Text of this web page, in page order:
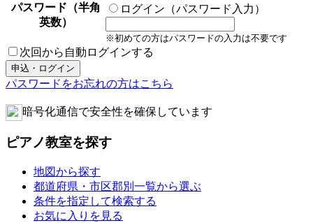
パスワード（半角
英数）
ログイン（パスワード入力）
※初めての方はパスワードの入力は不要です
次回から自動ログインする
パスワードをお忘れの方はこちら
暗号化通信で安全性を確保しています
ピアノ教室を探す
地図から探す
都道府県・市区郡別一覧から選ぶ
条件を指定して検索する
お気に入りを見る